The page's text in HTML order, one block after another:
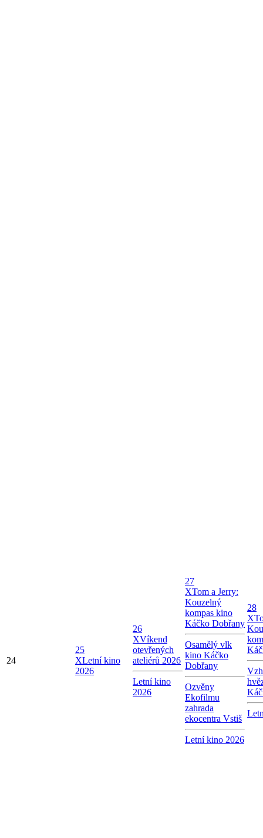
24
25
XLetní kino
2026
26
XVíkend
otevřených
ateliérů 2026
Letní kino
2026
27
XTom a Jerry:
Kouzelný
kompas kino
Káčko Dobřany
Osamělý vlk
kino Káčko
Dobřany
Ozvěny
Ekofilmu
zahrada
ekocentra Vstiš
Letní kino 2026
28
X